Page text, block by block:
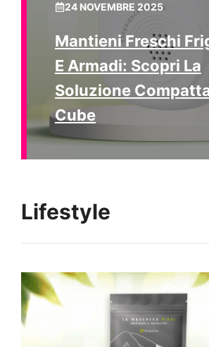
24 NOVEMBRE 2025
Mantieni Freschi
E Armadi: Scopri La
Soluzione
Cube
Lifestyle